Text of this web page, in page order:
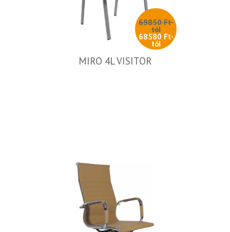
69850 Ft-
tól
68580 Ft-
tól
MIRO 4L VISITOR